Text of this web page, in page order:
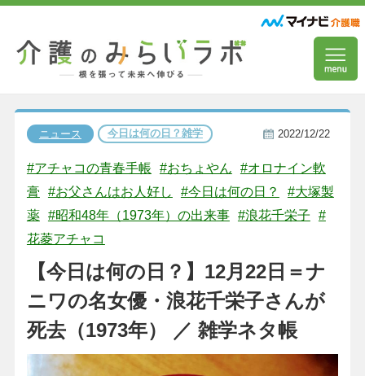
ニュース 今日は何の日？雑学 2022/12/22
#アチャコの青春手帳 #おちょやん
#オロナイン軟
膏
#お父さんはお人好し #今日は何の日？
#大塚製
薬 #昭和48年（1973年）の出来事 #浪花千栄子
#
花菱アチャコ
【今日は何の日？】12月22日＝ナ
ニワの名女優・浪花千栄子さんが
死去（1973年） ／ 雑学ネタ帳